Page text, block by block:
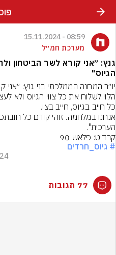
08:59 - 15.11.2024
מערכת חמ״ל
גנץ: ״אני קורא לשר הביטחון
הגיוס"
הערכית".
קרדיט: פלאש 90
# גיוס_חרדים
24
77 תגובות